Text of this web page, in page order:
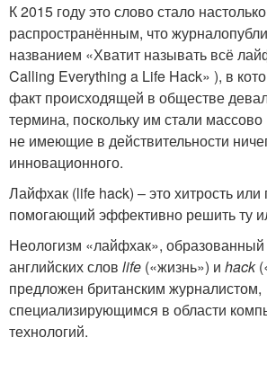
К 2015 году это слово стало настолько
распространённым, что
названием «Хватит называть всё
Calling Everything a Life Hack» ), в
факт происходящей в обществе
термина, поскольку им стали
не имеющие в действительности
инновационного.
Лайфхак (life hack) – это хитрость или
помогающий эффективно решить ту
Неологизм «лайфхак»,
английских слов life («жизнь») и hack
предложен британским журналистом,
специализирующимся в области
технологий.